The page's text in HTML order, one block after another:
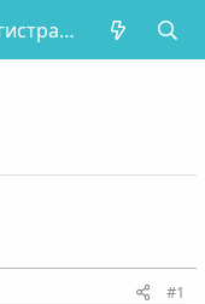
Регистрация
#1